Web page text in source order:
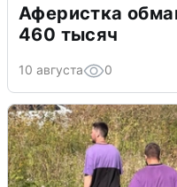
Аферистка
460 тысяч
10 августа 0